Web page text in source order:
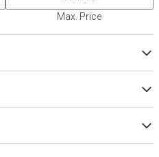
Max. Price